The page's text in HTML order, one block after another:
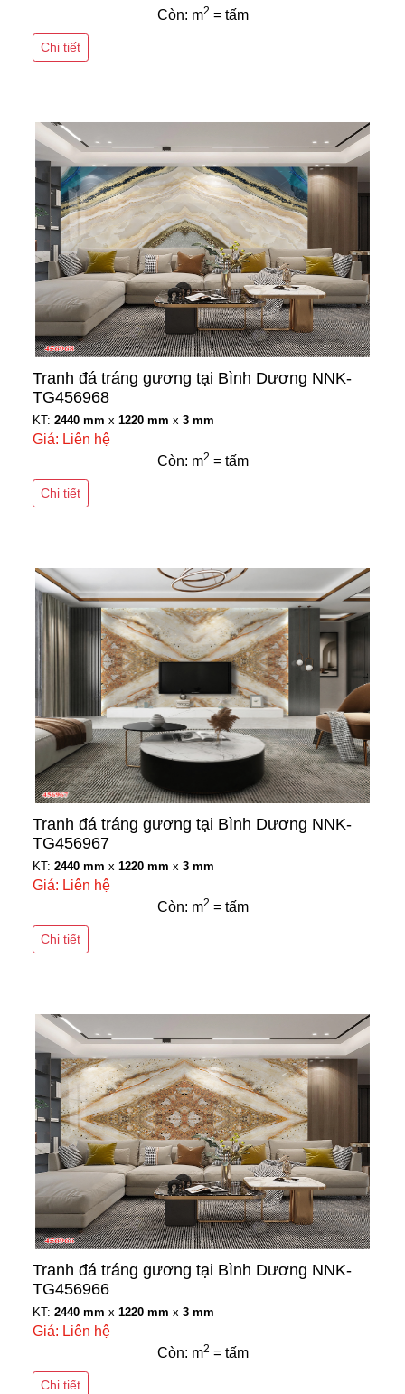
Còn: m2 = tấm
Chi tiết
Tranh đá tráng gương tại Bình Dương NNK-
TG456968
KT: 2440 mm x 1220 mm x 3 mm
Giá: Liên hệ
Còn: m2 = tấm
Chi tiết
Tranh đá tráng gương tại Bình Dương NNK-
TG456967
KT: 2440 mm x 1220 mm x 3 mm
Giá: Liên hệ
Còn: m2 = tấm
Chi tiết
Tranh đá tráng gương tại Bình Dương NNK-
TG456966
KT: 2440 mm x 1220 mm x 3 mm
Giá: Liên hệ
Còn: m2 = tấm
Chi tiết